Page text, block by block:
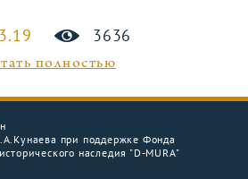
3636
полностью
при поддержке Фонда
наследия "D-MURA"